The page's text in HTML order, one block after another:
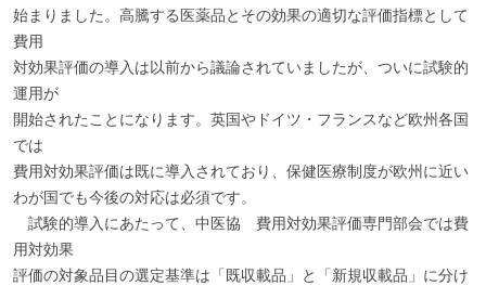
始まりました。高騰する医薬品とその効果の適切な評価指標として
費用
対効果評価の導入は以前から議論されていましたが、ついに試験的
運用が
開始されたことになります。英国やドイツ・フランスなど欧州各国
では
費用対効果評価は既に導入されており、保健医療制度が欧州に近い
わが国でも今後の対応は必須です。
試験的導入にあたって、中医協 費用対効果評価専門部会では費
用対効果
評価の対象品目の選定基準は「既収載品」と「新規収載品」に分け